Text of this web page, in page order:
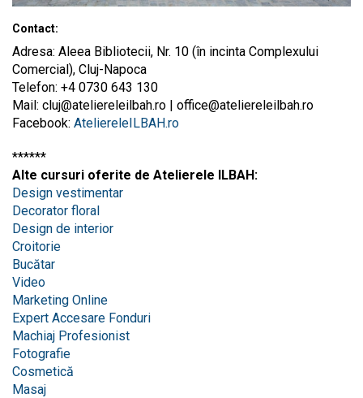
Contact:
Adresa: Aleea Bibliotecii, Nr. 10 (în incinta Complexului
Comercial), Cluj-Napoca
Telefon: +4 0730 643 130
Mail: cluj@ateliereleilbah.ro | office@ateliereleilbah.ro
Facebook: AteliereleILBAH.ro
******
Alte cursuri oferite de Atelierele ILBAH:
Design vestimentar
Decorator floral
Design de interior
Croitorie
Bucătar
Video
Marketing Online
Expert Accesare Fonduri
Machiaj Profesionist
Fotografie
Cosmetică
Masaj